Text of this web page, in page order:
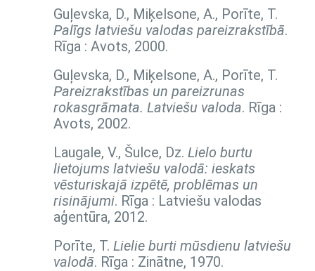
Guļevska, D., Miķelsone, A., Porīte, T.
Palīgs latviešu valodas pareizrakstībā.
Rīga : Avots, 2000.
Guļevska, D., Miķelsone, A., Porīte, T.
Pareizrakstības un pareizrunas
rokasgrāmata. Latviešu valoda. Rīga :
Avots, 2002.
Laugale, V., Šulce, Dz. Lielo burtu
lietojums latviešu valodā: ieskats
vēsturiskajā izpētē, problēmas un
risinājumi. Rīga : Latviešu valodas
aģentūra, 2012.
Porīte, T. Lielie burti mūsdienu latviešu
valodā. Rīga : Zinātne, 1970.